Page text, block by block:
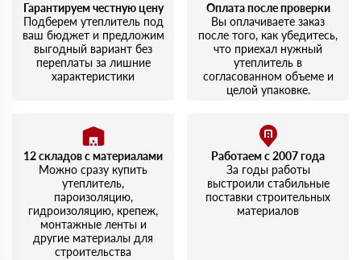
Гарантируем честную цену
Подберем утеплитель под
ваш бюджет и предложим
выгодный вариант без
переплаты за лишние
характеристики
Оплата после проверки
Вы оплачиваете заказ
после того, как убедитесь,
что приехал нужный
утеплитель в
согласованном объеме и
целой упаковке.
12 складов с материалами
Можно сразу купить
утеплитель,
пароизоляцию,
гидроизоляцию, крепеж,
монтажные ленты и
другие материалы для
строительства
Работаем с 2007 года
За годы работы
выстроили стабильные
поставки строительных
материалов